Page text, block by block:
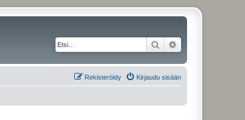
Etsi
Kirjaudu sisään
Rekisteröidy